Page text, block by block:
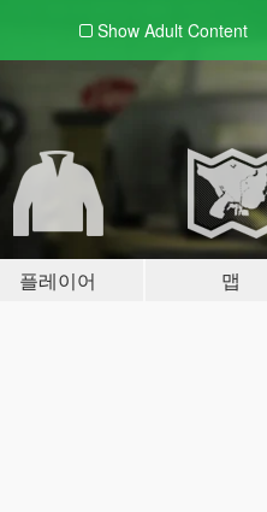
Show Adult Content
플레이어 맵